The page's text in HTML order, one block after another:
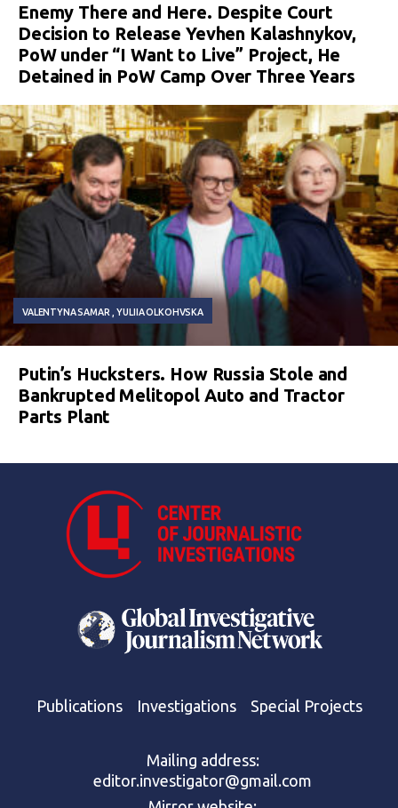
Enemy There and Here. Despite Court
Decision to Release Yevhen Kalashnykov,
PoW under “I Want to Live” Project, He
Detained in PoW Camp Over Three Years
VALENTYNA SAMAR YULIIA OLKOHVSKA
Putin’s Hucksters. How Russia Stole and
Bankrupted Melitopol Auto and Tractor
Parts Plant
Publications Investigations Special Projects
Mailing address:
editor.investigator@gmail.com